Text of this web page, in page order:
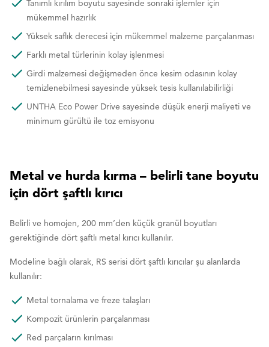
Tanımlı kırılım boyutu sayesinde sonraki işlemler için
mükemmel hazırlık
Yüksek saflık derecesi için mükemmel malzeme parçalanması
Farklı metal türlerinin kolay işlenmesi
Girdi malzemesi değişmeden önce kesim odasının kolay
temizlenebilmesi sayesinde yüksek tesis kullanılabilirliği
UNTHA Eco Power Drive sayesinde düşük enerji maliyeti ve
minimum gürültü ile toz emisyonu
Metal ve hurda kırma – belirli tane boyutu
için dört şaftlı kırıcı
Belirli ve homojen, 200 mm’den küçük granül boyutları
gerektiğinde dört şaftlı metal kırıcı kullanılır.
Modeline bağlı olarak, RS serisi dört şaftlı kırıcılar şu alanlarda
kullanılır:
Metal tornalama ve freze talaşları
Kompozit ürünlerin parçalanması
Red parçaların kırılması